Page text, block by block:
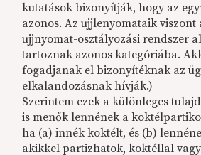
kutatások bizonyítják, hogy az
azonos. Az ujjlenyomataik
ujjnyomat-osztályozási rendszer
tartoznak azonos kategóriába.
fogadjanak el bizonyítéknak az
elkalandozásnak hívják.)
Szerintem ezek a különleges
is menők lennének a
ha (a) innék koktélt, és (b)
akikkel partizhatok, koktéllal